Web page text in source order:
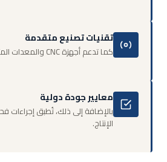
تقنيات تصنيع متقدمة
كما تدعم أجهزة CNC والمعدات المتخصصة دقة التنفيذ.
معايير جودة دولية
بالإضافة إلى ذلك، تُطبق
الإنتاج.